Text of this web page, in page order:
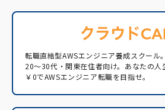
転職直結型AWSエンジニア養成スクール。
20〜30代・関東在住者向け。あなたの人
￥0でAWSエンジニア転職を目指せ。